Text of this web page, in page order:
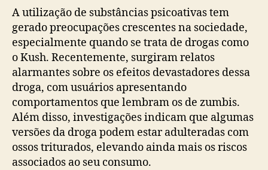
A utilização de substâncias psicoativas tem
gerado preocupações crescentes na sociedade,
especialmente quando se trata de drogas como
o Kush. Recentemente, surgiram relatos
alarmantes sobre os efeitos devastadores dessa
droga, com usuários apresentando
comportamentos que lembram os de zumbis.
Além disso, investigações indicam que algumas
versões da droga podem estar adulteradas com
ossos triturados, elevando ainda mais os riscos
associados ao seu consumo.